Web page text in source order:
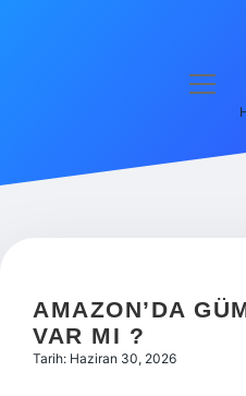
Hakkımızda
menüyü
AMAZON’DA
VAR MI ?
Tarih: Haziran 30, 2026